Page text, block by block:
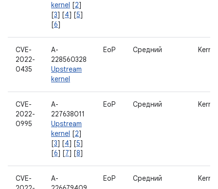
kernel [2]
[3] [4] [5]
[6]
CVE-
2022-
0435
A-
228560328
Upstream
kernel
EoP Средний Kernel
CVE-
2022-
0995
A-
227638011
Upstream
kernel [2]
[3] [4] [5]
[6] [7] [8]
EoP Средний Kernel
CVE-
A-
EoP Средний Kernel